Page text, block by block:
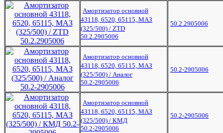
Амортизатор основной
43118, 6520, 65115, МАЗ
(325/500) / ZTD
50.2.2905006
50.2.2905006
Амортизатор основной
43118, 6520, 65115, МАЗ
(325/500) / Аналог
50.2-2905006
50.2-2905006
Амортизатор основной
43118, 6520, 65115, МАЗ
(325/500) / КМД
50.2-2905006
50.2-2905006